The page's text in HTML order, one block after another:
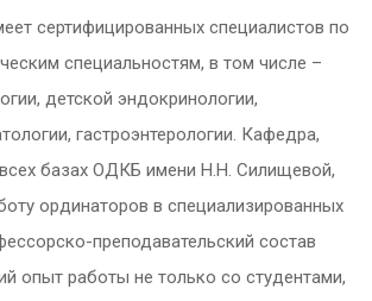
сертифицированных специалистов по
специальностям, в том числе –
детской эндокринологии,
гастроэнтерологии. Кафедра,
базах ОДКБ имени Н.Н. Силищевой,
ординаторов в специализированных
преподавательский состав
опыт работы не только со студентами,